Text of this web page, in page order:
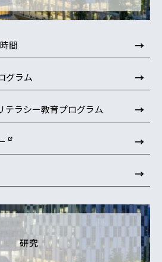
間 →
グラム →
テラシー教育プログラム →
→
→
研究